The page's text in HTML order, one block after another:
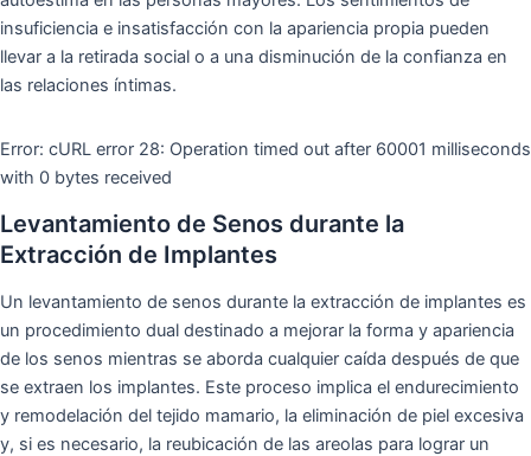
insuficiencia e insatisfacción con la apariencia propia pueden
llevar a la retirada social o a una disminución de la confianza en
las relaciones íntimas.
Error: cURL error 28: Operation timed out after 60001 milliseconds
with 0 bytes received
Levantamiento de Senos durante la
Extracción de Implantes
Un levantamiento de senos durante la extracción de implantes es
un procedimiento dual destinado a mejorar la forma y apariencia
de los senos mientras se aborda cualquier caída después de que
se extraen los implantes. Este proceso implica el endurecimiento
y remodelación del tejido mamario, la eliminación de piel excesiva
y, si es necesario, la reubicación de las areolas para lograr un